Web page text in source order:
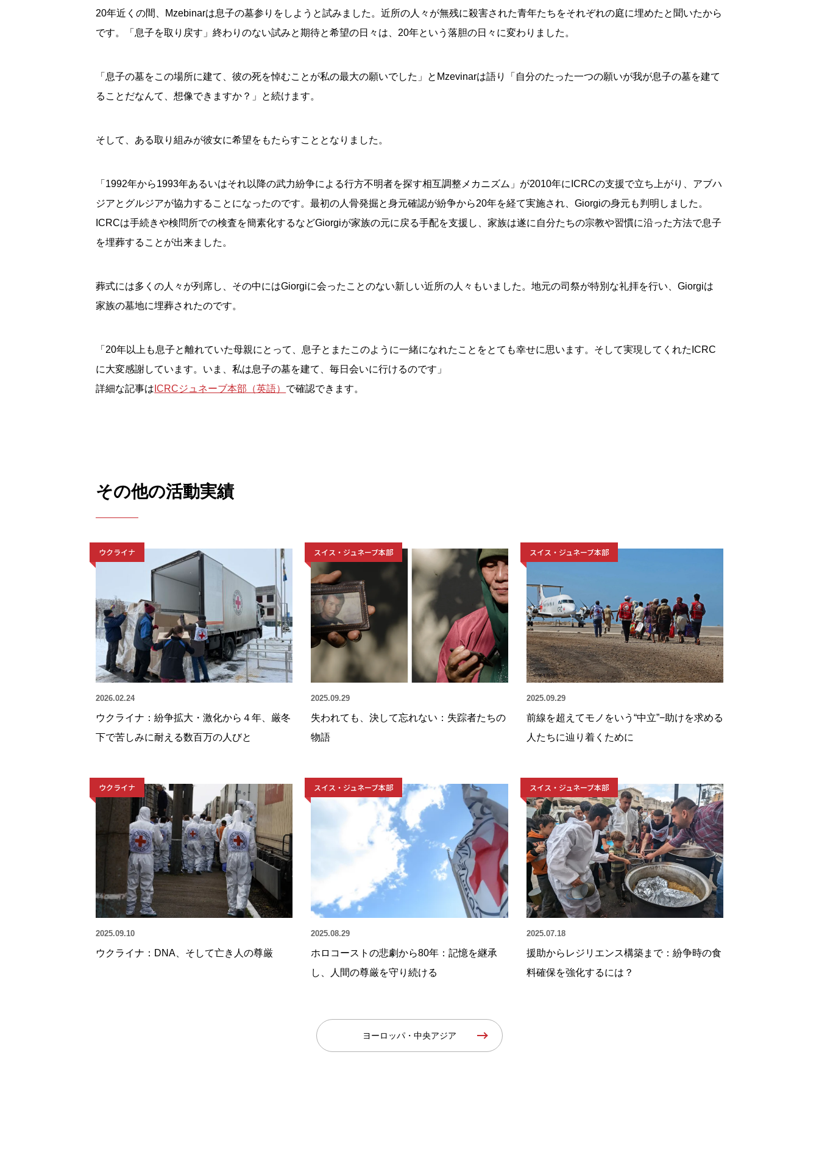
20年近くの間、Mzebinarは息子の墓参りをしようと試みました。近所の人々が無残に殺害された青年たちをそれぞれの庭に埋めたと聞いたから
です。「息子を取り戻す」終わりのない試みと期待と希望の日々は、20年という落胆の日々に変わりました。
「息子の墓をこの場所に建て、彼の死を悼むことが私の最大の願いでした」とMzevinarは語り「自分のたった一つの願いが我が息子の墓を建て
ることだなんて、想像できますか？」と続けます。
そして、ある取り組みが彼女に希望をもたらすこととなりました。
「1992年から1993年あるいはそれ以降の武力紛争による行方不明者を探す相互調整メカニズム」が2010年にICRCの支援で立ち上がり、アブハ
ジアとグルジアが協力することになったのです。最初の人骨発掘と身元確認が紛争から20年を経て実施され、Giorgiの身元も判明しました。
ICRCは手続きや検問所での検査を簡素化するなどGiorgiが家族の元に戻る手配を支援し、家族は遂に自分たちの宗教や習慣に沿った方法で息子
を埋葬することが出来ました。
葬式には多くの人々が列席し、その中にはGiorgiに会ったことのない新しい近所の人々もいました。地元の司祭が特別な礼拝を行い、Giorgiは
家族の墓地に埋葬されたのです。
「20年以上も息子と離れていた母親にとって、息子とまたこのように一緒になれたことをとても幸せに思います。そして実現してくれたICRC
に大変感謝しています。いま、私は息子の墓を建て、毎日会いに行けるのです」
詳細な記事は ICRCジュネーブ本部（英語） で確認できます。
その他の活動実績
ウクライナ
2026.02.24
ウクライナ：紛争拡大・激化から４年、厳冬
下で苦しみに耐える数百万の人びと
スイス・ジュネーブ本部
2025.09.29
失われても、決して忘れない：失踪者たちの
物語
スイス・ジュネーブ本部
2025.09.29
前線を超えてモノをいう“中立”−助けを求める
人たちに辿り着くために
ウクライナ
2025.09.10
ウクライナ：DNA、そして亡き人の尊厳
スイス・ジュネーブ本部
2025.08.29
ホロコーストの悲劇から80年：記憶を継承
し、人間の尊厳を守り続ける
スイス・ジュネーブ本部
2025.07.18
援助からレジリエンス構築まで：紛争時の食
料確保を強化するには？
ヨーロッパ・中央アジア